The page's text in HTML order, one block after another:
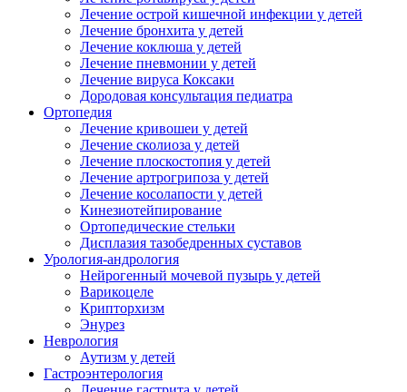
Лечение острой кишечной инфекции у детей
Лечение бронхита у детей
Лечение коклюша у детей
Лечение пневмонии у детей
Лечение вируса Коксаки
Дородовая консультация педиатра
Ортопедия
Лечение кривошеи у детей
Лечение сколиоза у детей
Лечение плоскостопия у детей
Лечение артрогрипоза у детей
Лечение косолапости у детей
Кинезиотейпирование
Ортопедические стельки
Дисплазия тазобедренных суставов
Урология-андрология
Нейрогенный мочевой пузырь у детей
Варикоцеле
Крипторхизм
Энурез
Неврология
Аутизм у детей
Гастроэнтерология